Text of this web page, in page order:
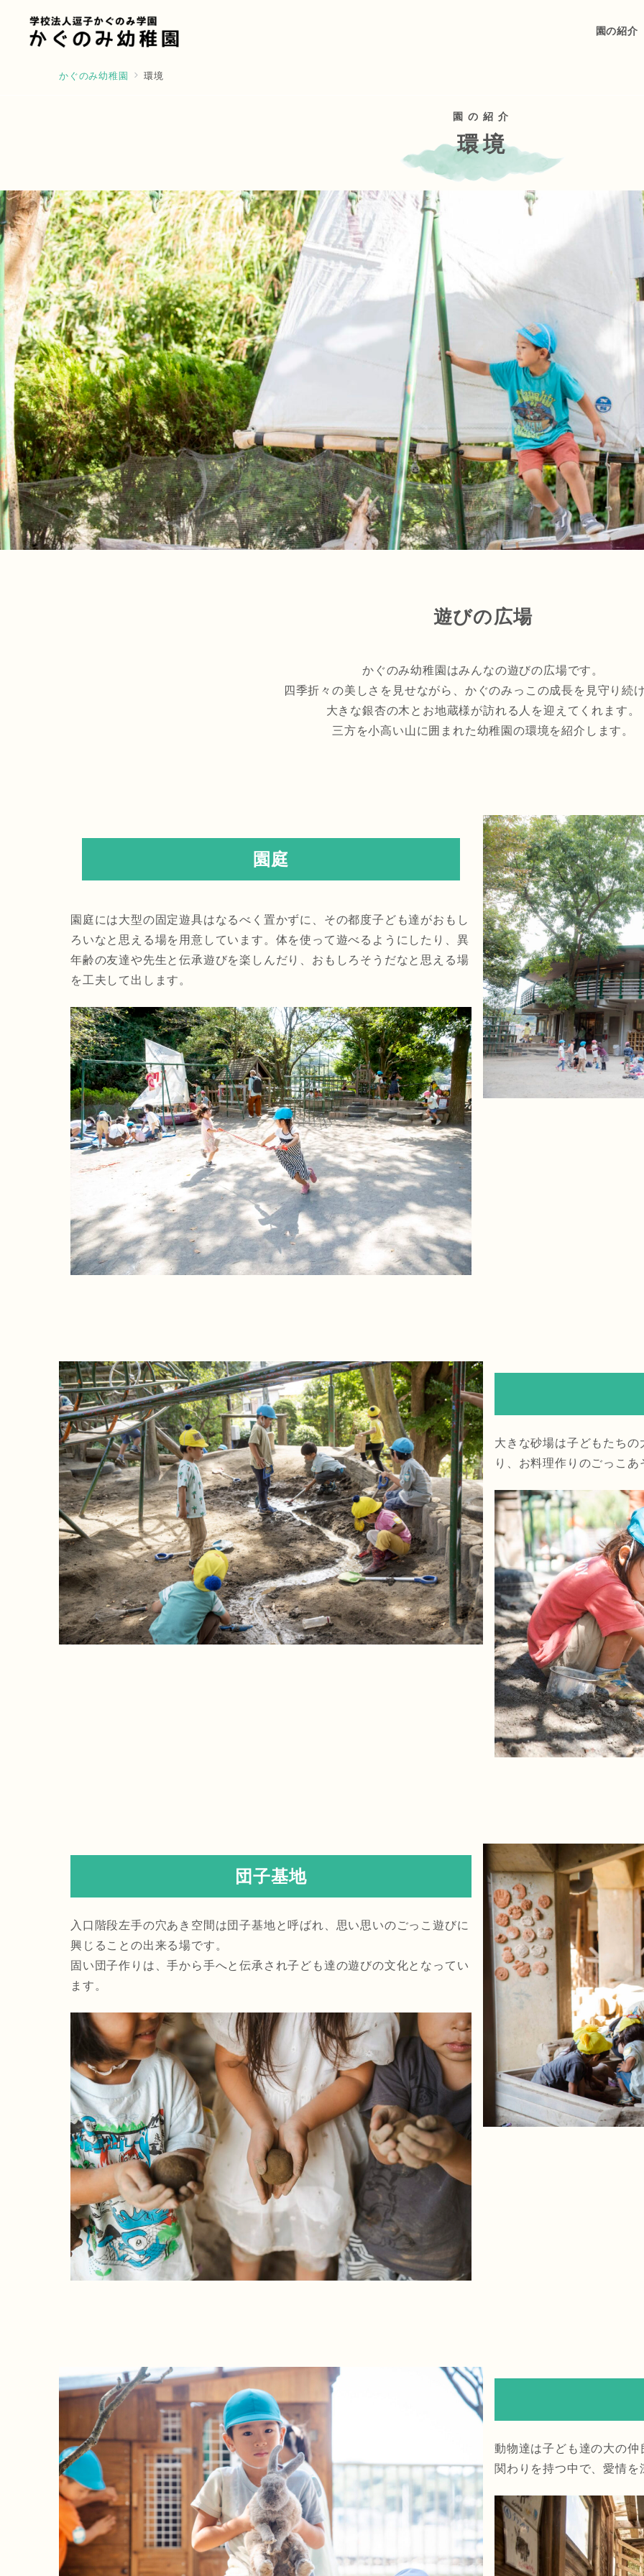
園の紹介
かぐのみ幼稚園 環境
園の紹介
環境
遊びの広場
かぐのみ幼稚園はみんなの遊びの広場です。
四季折々の美しさを見せながら、かぐのみっこの成長を見守り続
大きな銀杏の木とお地蔵様が訪れる人を迎えてくれます。
三方を小高い山に囲まれた幼稚園の環境を紹介します。
園庭
園庭には大型の固定遊具はなるべく置かずに、その都度子ども達がおもし
ろいなと思える場を用意しています。体を使って遊べるようにしたり、異
年齢の友達や先生と伝承遊びを楽しんだり、おもしろそうだなと思える場
を工夫して出します。
大きな砂場は子どもたち
り、お料理作りのごっこ
団子基地
入口階段左手の穴あき空間は団子基地と呼ばれ、思い思いのごっこ遊びに
興じることの出来る場です。
固い団子作りは、手から手へと伝承され子ども達の遊びの文化となってい
ます。
動物達は子ども達の大の
関わりを持つ中で、愛情を